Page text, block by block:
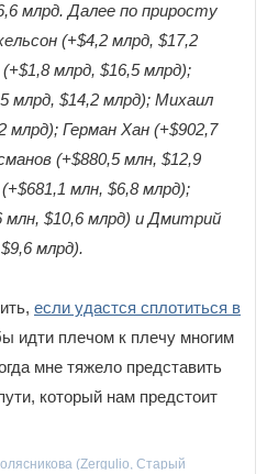
млрд. Далее по приросту
(+$4,2 млрд, $17,2
млрд, $16,5 млрд);
млрд, $14,2 млрд); Михаил
млрд); Герман Хан (+$902,7
(+$880,5 млн, $12,9
млн, $6,8 млрд);
млн, $10,6 млрд) и Дмитрий
млрд).
если удастся сплотиться в
идти плечом к плечу многим
мне тяжело представить
который нам предстоит
(Zergulio, Старый